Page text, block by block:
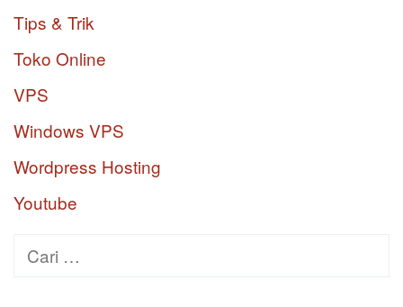
Tips & Trik
Toko Online
VPS
Windows VPS
Wordpress Hosting
Youtube
Cari